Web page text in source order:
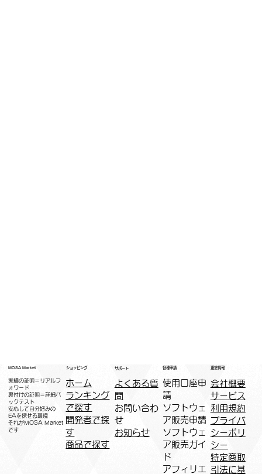
MOSA Market
実績の証明＝リアルフ
ォワード
裏付けの証明＝詳細バ
ックテスト
安心して自分好みの
EAを探せる環境
​それがMOSA Market
です
ショッピング
ホーム
ランキング
で探す
開発者で探
す
商品で探す
サポート
よくある質
問
お問い合わ
せ
お知らせ
各種申請
​使用口座申
請
ソフトウェ
ア販売申請
ソフトウェ
ア販売ガイ
ド
アフィリエ
運営情報
会社概要
サービス
利用規約
プライバ
シーポリ
シー
特定商取
引法に基